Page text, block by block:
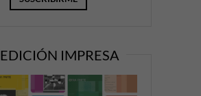
EDICIÓN IMPRESA